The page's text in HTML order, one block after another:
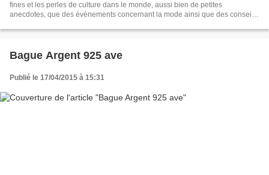
fines et les perles de culture dans le monde, aussi bien de petites
anecdotes, que des évènements concernant la mode ainsi que des conseils
gemmes et les perles et nous y répondrons.
Bague Argent 925 ave
Publié le 17/04/2015 à 15:31